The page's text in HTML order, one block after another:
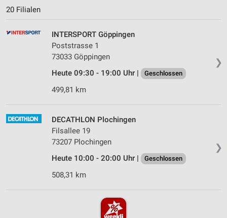
20 Filialen
❯
INTERSPORT Göppingen
Poststrasse 1
73033 Göppingen
Heute 09:30 - 19:00 Uhr |
Geschlossen
499,81 km
❯
DECATHLON Plochingen
Filsallee 19
73207 Plochingen
Heute 10:00 - 20:00 Uhr |
Geschlossen
508,31 km